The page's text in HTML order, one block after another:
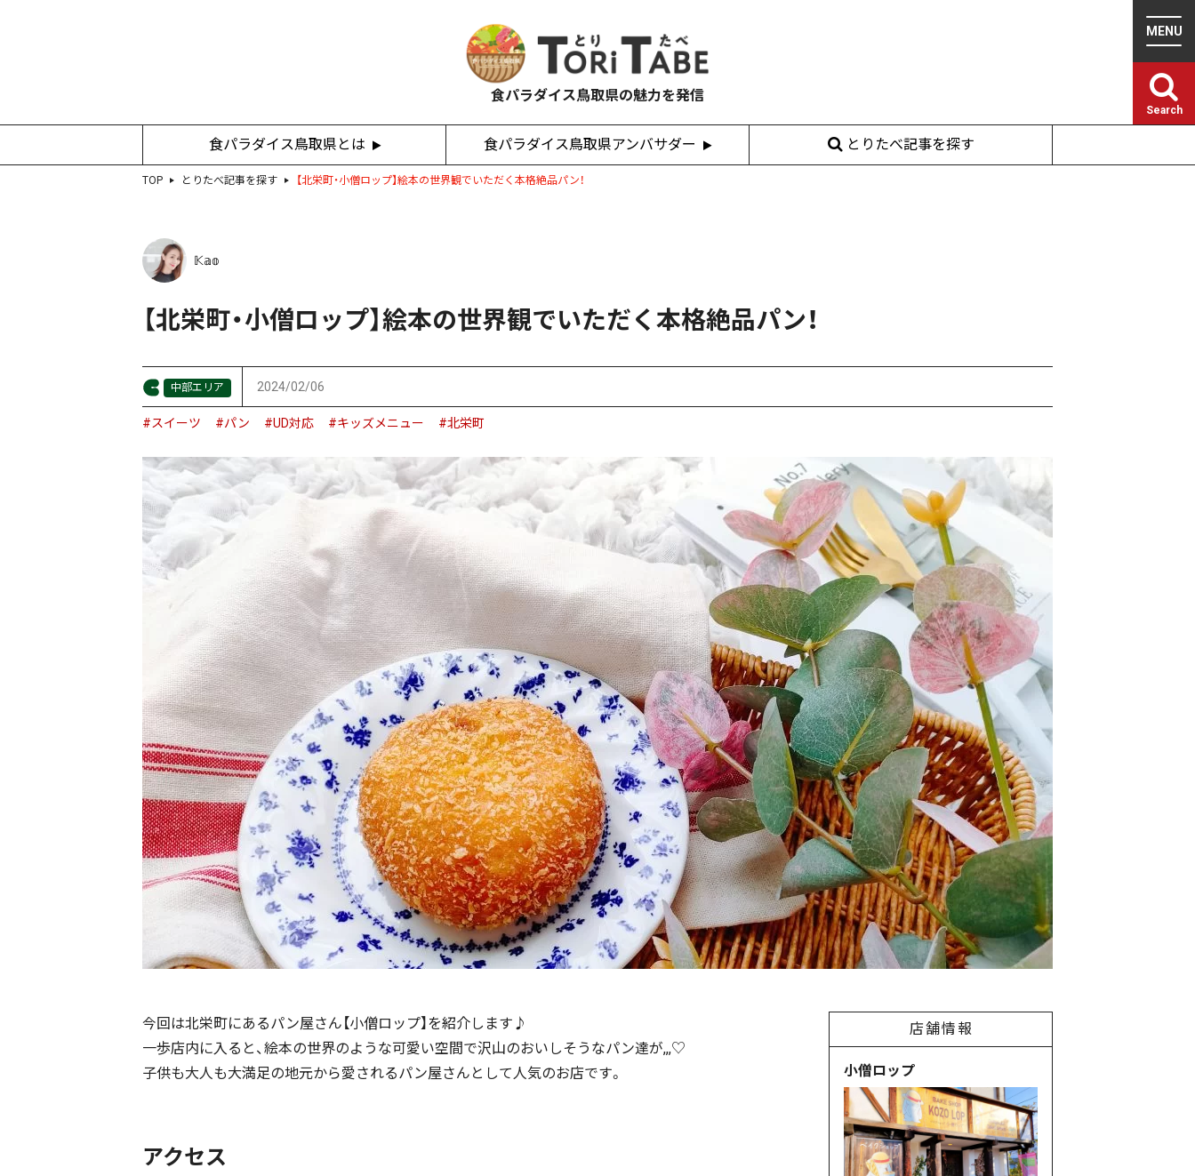
食パラダイス鳥取県の魅力を発信
食パラダイス鳥取県とは 食パラダイス鳥取県アンバサダー とりたべ記事を探す
Search
TOP とりたべ記事を探す 【北栄町・小僧ロップ】絵本の世界観でいただく本格絶品パン！
𝕂𝕒𝕠
【北栄町・小僧ロップ】絵本の世界観でいただく本格絶品パン！
中部エリア 2024/02/06
#スイーツ #パン #UD対応 #キッズメニュー #北栄町
今回は北栄町にあるパン屋さん【小僧ロップ】を紹介します♪
一歩店内に入ると、絵本の世界のような可愛い空間で沢山のおいしそうなパン達が,,,♡
子供も大人も大満足の地元から愛されるパン屋さんとして人気のお店です。
アクセス
店舗情報
小僧ロップ